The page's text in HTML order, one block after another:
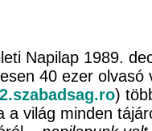
Napilap 1989.
40 ezer
)
a világ minden